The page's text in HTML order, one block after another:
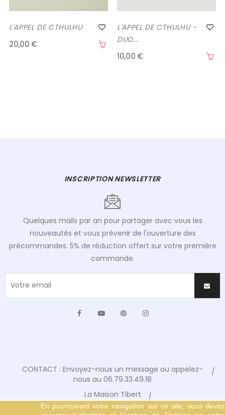
L'APPEL DE CTHULHU
20,00 €
L'APPEL DE CTHULHU -
DUO...
10,00 €
INSCRIPTION NEWSLETTER
Quelques mails par an pour partager avec vous les
nouveautés et vous prévenir de l'ouverture des
précommandes. 5% de réduction offert sur votre première
commande.
FacebookYouTubePinterest
CONTACT : Envoyez-nous un message ou appelez-
nous au 06.79.33.49.18
La Maison Tibert
Conditions Générales de Vente
En poursuivant votre navigation sur ce site, vous devez